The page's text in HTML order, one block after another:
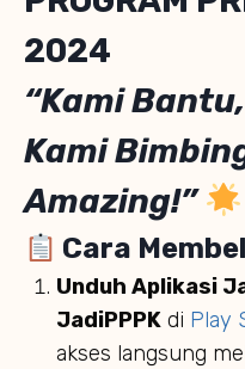
2024
“Kami
Kami
Amazing!”
Cara
Unduh Aplikasi
JadiPPPK di Play
akses langsung